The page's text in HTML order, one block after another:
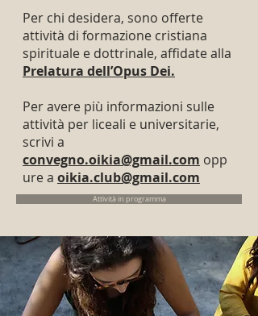
Per chi desidera, sono offerte
attività di formazione cristiana
spirituale e dottrinale, affidate alla
Prelatura dell’Opus Dei.
Per avere più informazioni sulle
attività per liceali e universitarie,
scrivi a
convegno.oikia@gmail.com opp
ure a oikia.club@gmail.com
Attività in programma